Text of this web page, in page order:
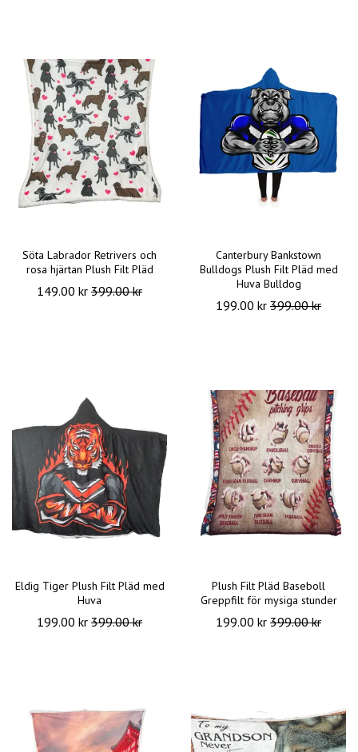
Söta Labrador Retrivers och
rosa hjärtan Plush Filt Pläd
149.00 kr 399.00 kr
Canterbury Bankstown
Bulldogs Plush Filt Pläd med
Huva Bulldog
199.00 kr 399.00 kr
Eldig Tiger Plush Filt Pläd med
Huva
199.00 kr 399.00 kr
Plush Filt Pläd Baseboll
Greppfilt för mysiga stunder
199.00 kr 399.00 kr